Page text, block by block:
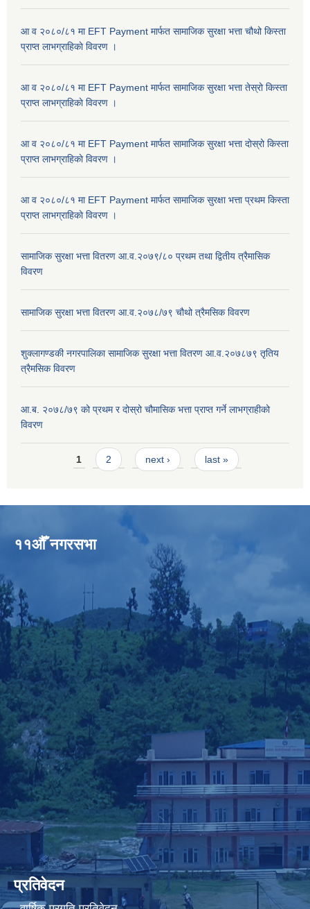
आ व २०८०/८१ मा EFT Payment मार्फत सामाजिक सुरक्षा भत्ता चौथो किस्ता
प्राप्त लाभग्राहिकाे विवरण ।
आ व २०८०/८१ मा EFT Payment मार्फत सामाजिक सुरक्षा भत्ता तेस्रो किस्ता
प्राप्त लाभग्राहिकाे विवरण ।
आ व २०८०/८१ मा EFT Payment मार्फत सामाजिक सुरक्षा भत्ता दोस्रो किस्ता
प्राप्त लाभग्राहिकाे विवरण ।
आ व २०८०/८१ मा EFT Payment मार्फत सामाजिक सुरक्षा भत्ता प्रथम किस्ता
प्राप्त लाभग्राहिकाे विवरण ।
सामाजिक सुरक्षा भत्ता वितरण आ.व.२०७९/८० प्रथम तथा द्वितीय त्रैमासिक
विवरण
सामाजिक सुरक्षा भत्ता वितरण आ.व.२०७८/७९ चौथो त्रैमसिक विवरण
शुक्लागण्डकी नगरपालिका सामाजिक सुरक्षा भत्ता वितरण आ.व.२०७८७९ तृतिय
त्रैमसिक विवरण
आ.ब. २०७८/७९ को प्रथम र दोस्रो चौमासिक भत्ता प्राप्त गर्ने लाभग्राहीको
विवरण
Pages1 2 next › last »
११औँ नगरसभा
प्रतिवेदन